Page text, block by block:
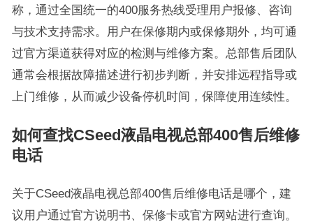
称，通过全国统一的400服务热线受理用户报修、咨询
与技术支持需求。用户在保修期内或保修期外，均可通
过官方渠道获得对应的检测与维修方案。总部售后团队
通常会根据故障描述进行初步判断，并安排远程指导或
上门维修，从而减少设备停机时间，保障使用连续性。
如何查找CSeed液晶电视总部400售后维修
电话
关于CSeed液晶电视总部400售后维修电话是哪个，建
议用户通过官方说明书、保修卡或官方网站进行查询。